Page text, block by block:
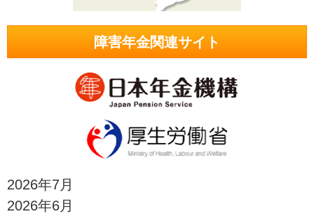
障害年金関連サイト
2026年7月
2026年6月